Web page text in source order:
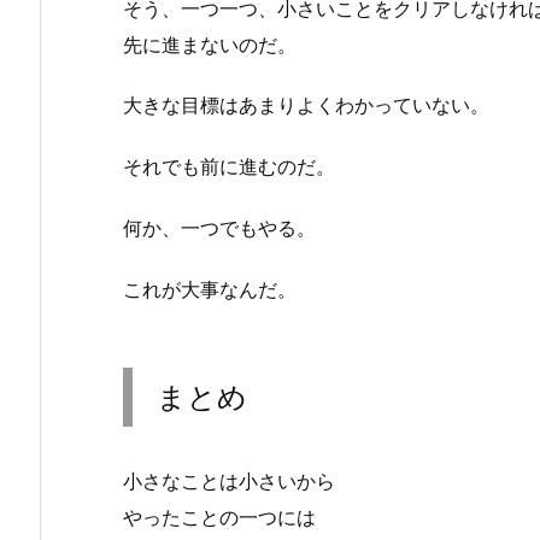
そう、一つ一つ、小さいことをクリアしなけれ
先に進まないのだ。
大きな目標はあまりよくわかっていない。
それでも前に進むのだ。
何か、一つでもやる。
これが大事なんだ。
まとめ
小さなことは小さいから
やったことの一つには